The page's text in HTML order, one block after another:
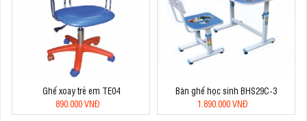
Ghế xoay trẻ em TE04
890.000 VNĐ
Bàn ghế học sinh BHS29C-3
1.890.000 VNĐ